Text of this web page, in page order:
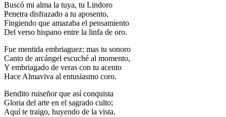
Buscó mi alma la tuya, tu Lindoro
Penetra disfrazado a tu aposento,
Fingiendo que amazaba el pensamiento
Del verso hispano entre la linfa de oro.
Fue mentida embriaguez: mas tu sonoro
Canto de arcángel escuché al momento,
Y embriagado de veras con tu acento
Hace Almaviva al entusiasmo coro.
Bendito ruiseñor que así conquista
Gloria del arte en el sagrado culto;
Aquí te traigo, huyendo de la vista.